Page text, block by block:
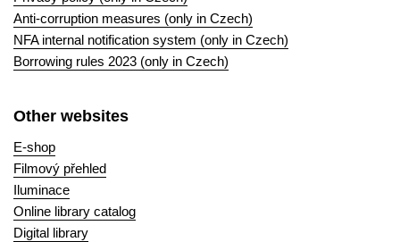
Anti-corruption measures (only in Czech)
NFA internal notification system (only in Czech)
Borrowing rules 2023 (only in Czech)
Other websites
E-shop
Filmový přehled
Iluminace
Online library catalog
Digital library